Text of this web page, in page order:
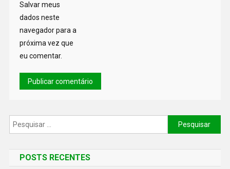
Salvar meus
dados neste
navegador para a
próxima vez que
eu comentar.
POSTS RECENTES